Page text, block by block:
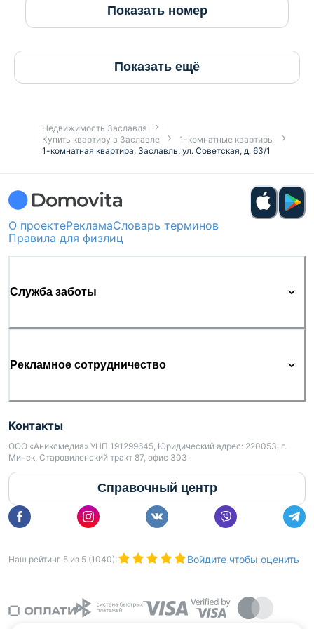
Показать номер
Показать ещё
Недвижимость Заславля
Купить квартиру в Заславле
1-комнатные квартиры
1-комнатная квартира, Заславль, ул. Советская, д. 63/1
О проектеРекламаСловарь терминов
Правила для физлиц
Служба заботы
Рекламное сотрудничество
Контакты
ООО «Аниксмедиа» УНП 191299645, Юридический адрес: 220053, г.
Минск, Старовиленский тракт 87, офис 303
Справочный центр
Наш рейтинг 5 из 5 (1040): Войдите чтобы оценить